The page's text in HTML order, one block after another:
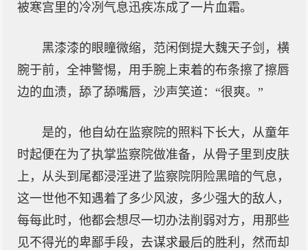
被寒宫里的冷冽气息迅疾冻成了一片血霜。
黑漆漆的眼瞳微缩，范闲倒提大魏天子剑，横
腕于前，全神警惕，用手腕上束着的布条擦了擦唇
边的血渍，舔了舔嘴唇，沙声笑道：“很爽。”
是的，他自幼在监察院的照料下长大，从童年
时起便在为了执掌监察院做准备，从骨子里到皮肤
上，从头到尾都浸淫进了监察院阴险黑暗的气息，
这一世他不知遇着了多少风波，多少强大的敌人，
每每此时，他都会想尽一切办法削弱对方，用那些
见不得光的卑鄙手段，去谋求最后的胜利，然而却